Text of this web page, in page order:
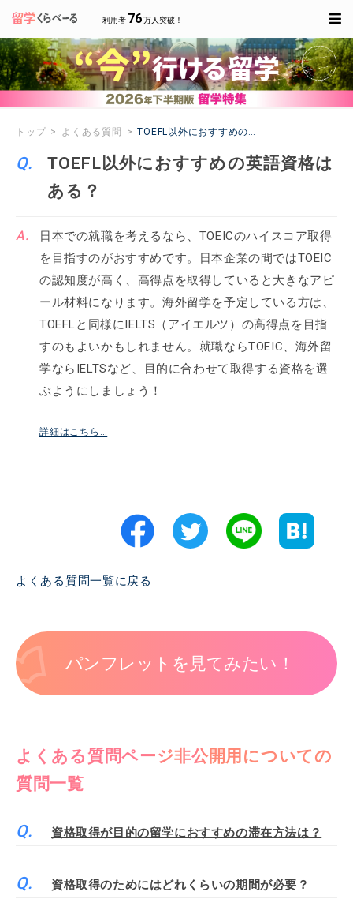
利用者 76万人突破！
トップ よくある質問 TOEFL以外におすすめの英語資格はある？
TOEFL以外におすすめの英語資格は
ある？
日本での就職を考えるなら、TOEICのハイスコア取得
を目指すのがおすすめです。日本企業の間ではTOEIC
の認知度が高く、高得点を取得していると大きなアピ
ール材料になります。海外留学を予定している方は、
TOEFLと同様にIELTS（アイエルツ）の高得点を目指
すのもよいかもしれません。就職ならTOEIC、海外留
学ならIELTSなど、目的に合わせて取得する資格を選
ぶようにしましょう！
詳細はこちら…
よくある質問一覧に戻る
パンフレットを見てみたい！
よくある質問ページ非公開用についての
質問一覧
資格取得が目的の留学におすすめの滞在方法は？
資格取得のためにはどれくらいの期間が必要？